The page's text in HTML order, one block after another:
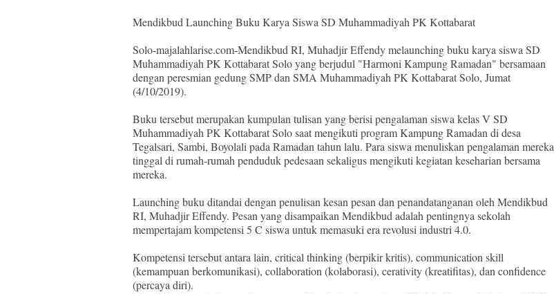
Mendikbud Launching Buku Karya Siswa SD Muhammadiyah PK Kottabarat
Solo-majalahlarise.com-Mendikbud RI, Muhadjir Effendy melaunching buku karya siswa SD
Muhammadiyah PK Kottabarat Solo yang berjudul "Harmoni Kampung Ramadan" bersamaan
dengan peresmian gedung SMP dan SMA Muhammadiyah PK Kottabarat Solo, Jumat
(4/10/2019).
Buku tersebut merupakan kumpulan tulisan yang berisi pengalaman siswa kelas V SD
Muhammadiyah PK Kottabarat Solo saat mengikuti program Kampung Ramadan di desa
Tegalsari, Sambi, Boyolali pada Ramadan tahun lalu. Para siswa menuliskan pengalaman mereka
tinggal di rumah-rumah penduduk pedesaan sekaligus mengikuti kegiatan keseharian bersama
mereka.
Launching buku ditandai dengan penulisan kesan pesan dan penandatanganan oleh Mendikbud
RI, Muhadjir Effendy. Pesan yang disampaikan Mendikbud adalah pentingnya sekolah
mempertajam kompetensi 5 C siswa untuk memasuki era revolusi industri 4.0.
Kompetensi tersebut antara lain, critical thinking (berpikir kritis), communication skill
(kemampuan berkomunikasi), collaboration (kolaborasi), cerativity (kreatifitas), dan confidence
(percaya diri).